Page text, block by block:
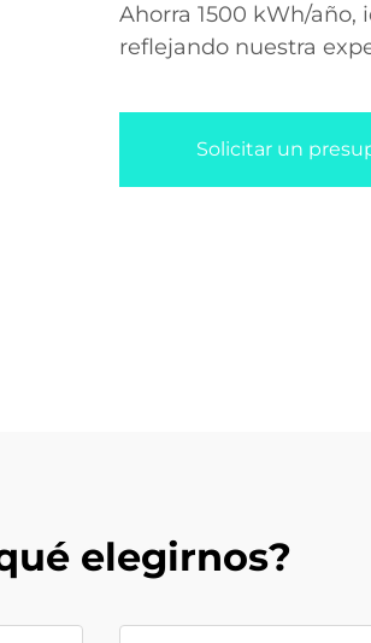
Ahorra 1500 kWh/año,
reflejando nuestra
Solicitar un
elegirnos?